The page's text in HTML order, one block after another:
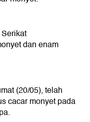
dan enam
(20/05), telah
cacar monyet pada